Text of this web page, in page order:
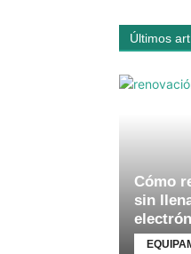
Últimos
Cómo
sin